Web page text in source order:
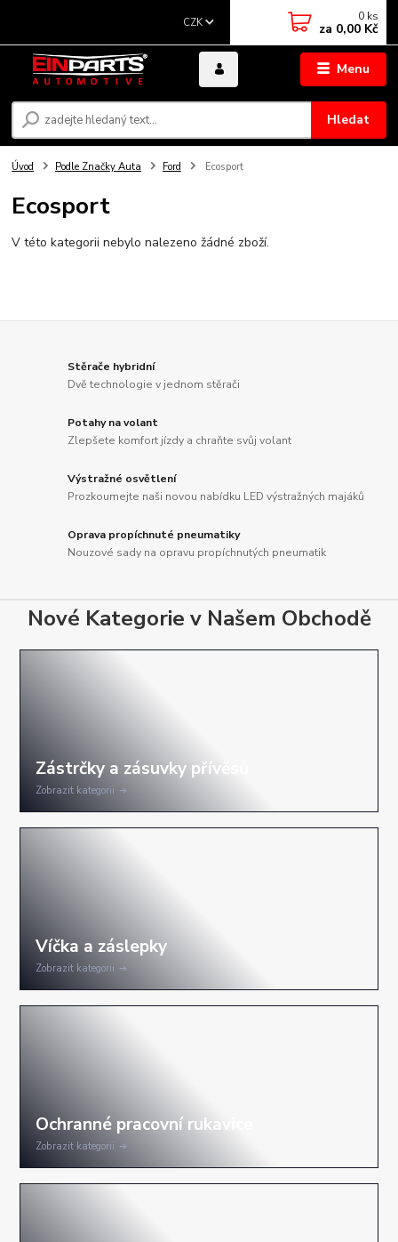
Menu
CZK
Hledat
0 ks
za 0,00 Kč
Úvod Podle Značky Auta Ford Ecosport
Ecosport
V této kategorii nebylo nalezeno žádné zboží.
Stěrače hybridní
Dvě technologie v jednom stěrači
Potahy na volant
Zlepšete komfort jízdy a chraňte svůj volant
Výstražné osvětlení
Prozkoumejte naši novou nabídku LED výstražných majáků
Oprava propíchnuté pneumatiky
Nouzové sady na opravu propíchnutých pneumatik
Nové Kategorie v Našem Obchodě
Zobrazit kategorii
Zobrazit kategorii
Zobrazit kategorii